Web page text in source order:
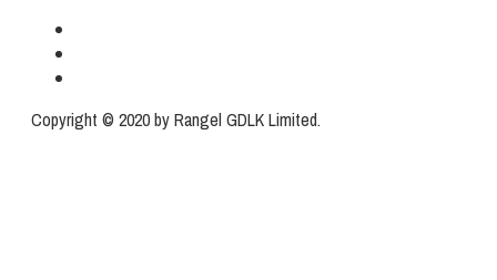
Copyright © 2020 by Rangel GDLK Limited.